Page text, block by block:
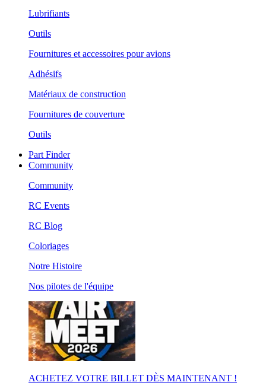
Lubrifiants
Outils
Fournitures et accessoires pour avions
Adhésifs
Matériaux de construction
Fournitures de couverture
Outils
Part Finder
Community
Community
RC Events
RC Blog
Coloriages
Notre Histoire
Nos pilotes de l'équipe
ACHETEZ VOTRE BILLET DÈS MAINTENANT !